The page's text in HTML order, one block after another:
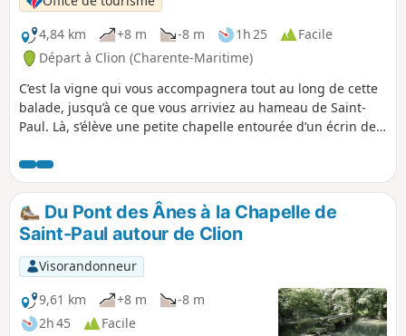
4,84 km
+8 m -8 m 1h 25
Facile
Départ à Clion (Charente-Maritime)
C’est la vigne qui vous accompagnera tout au long de cette
balade, jusqu’à ce que vous arriviez au hameau de Saint-
Paul. Là, s’élève une petite chapelle entourée d’un écrin de
soigneusement agrémentées de fleurs. Puis vous repartirez
à travers vignes et champs le long de la voie ferrée pour
rejoindre Clion où une étape s’impose au presbytère qui
accueille le musée artisanal et rural de Clion.
Du Pont des Ânes à la Chapelle de
Saint-Paul autour de Clion
Visorandonneur
9,61 km
+8 m
-8 m
2h 45
Facile